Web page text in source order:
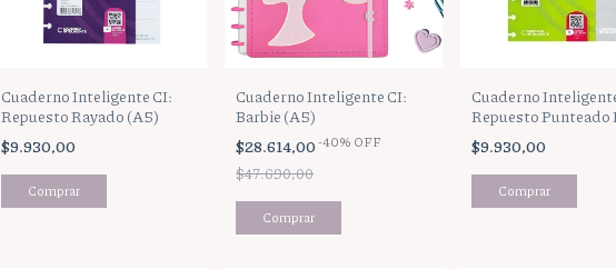
Cuaderno Inteligente CI:
Repuesto Rayado (A5)
$9.930,00
Cuaderno Inteligente CI:
Barbie (A5)
$28.614,00-40% OFF
$47.690,00
Cuaderno
Repuesto Punteado
Blanca (A5)
$9.930,00